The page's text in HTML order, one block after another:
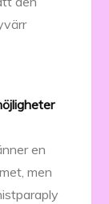
en
men